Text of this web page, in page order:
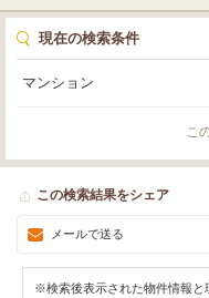
現在の検索条件
マンション
こ
この検索結果をシェア
メールで送る
※検索後表示された物件情報と